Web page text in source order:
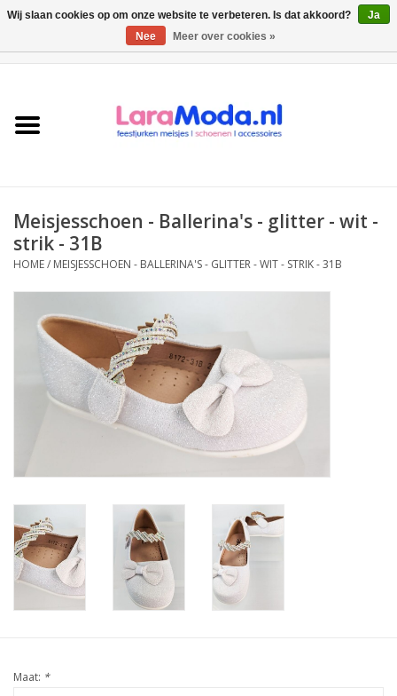
collecties
Bolero meisje
SALE
Private Shopping
Meisjesschoen - Ballerina's - glitter - wit -
strik - 31B
HOME/ MEISJESSCHOEN - BALLERINA'S - GLITTER - WIT - STRIK - 31B
Maat: *
Wij slaan cookies op om onze website te verbeteren. Is dat akkoord?
Ja
Nee
Meer over cookies »